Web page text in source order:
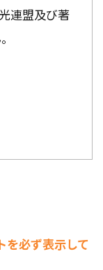
連盟及び著
を必ず表示して